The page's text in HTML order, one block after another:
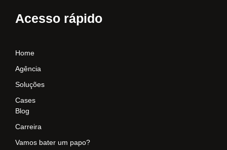
Acesso rápido
Home
Agência
Soluções
Cases
Blog
Carreira
Vamos bater um papo?